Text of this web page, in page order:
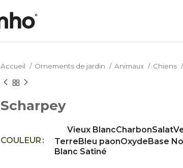
Accueil Ornements de jardin Animaux Chiens
Scharpey
COULEUR
Vieux BlancCharbonSalat
TerreBleu paonOxydeBase
Blanc Satiné